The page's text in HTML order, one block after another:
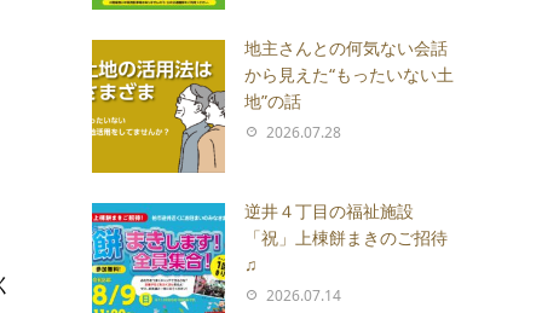
地主さんとの何気ない会話
から見えた“もったいない土
地”の話
2026.07.28
逆井４丁目の福祉施設
「祝」上棟餅まきのご招待
♫
2026.07.14